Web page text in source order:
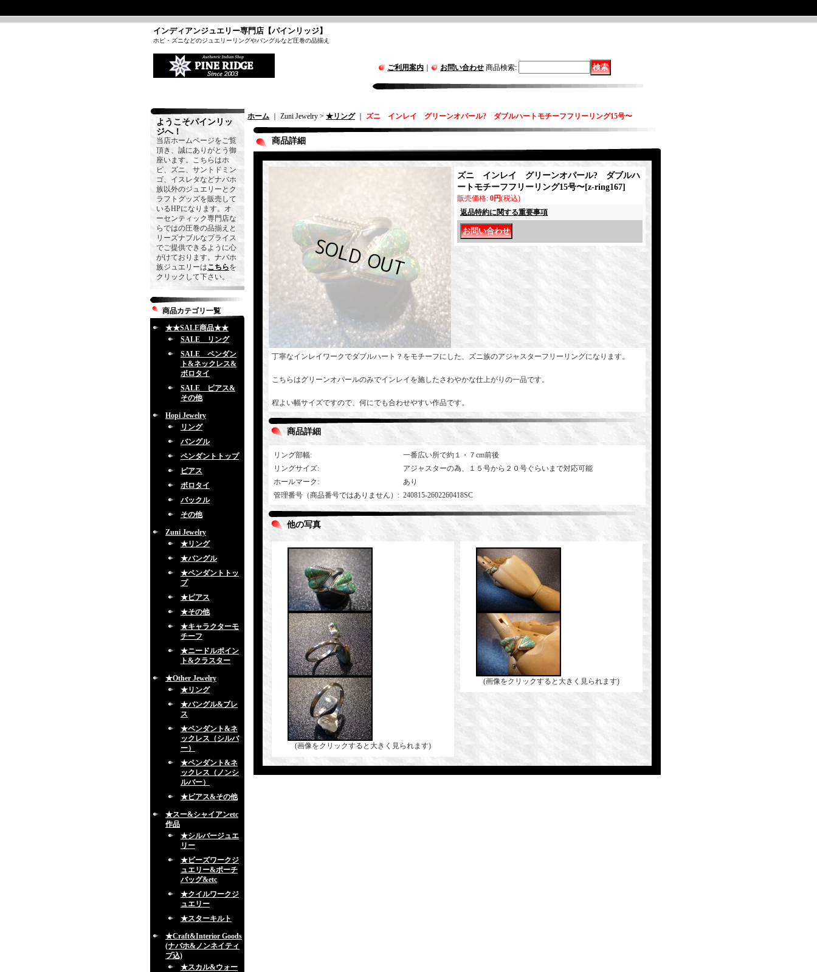
インディアンジュエリー専門店【パインリッジ】
ホピ・ズニなどのジュエリーリングやバングルなど圧巻の品揃え
ご利用案内 お問い合わせ 商品検索:
ようこそパインリッ
ジへ！
当店ホームページをご覧
頂き、誠にありがとう御
座います。こちらはホ
ピ、ズニ、サントドミン
ゴ、イスレタなどナバホ
族以外のジュエリーとク
ラフトグッズを販売して
いるHPになります。オ
ーセンティック専門店な
らではの圧巻の品揃えと
リーズナブルなプライス
でご提供できるように心
がけております。ナバホ
族ジュエリーはこちらを
クリックして下さい。
商品カテゴリ一覧
★★SALE商品★★
SALE リング
SALE ペンダン
ト&ネックレス&
ボロタイ
SALE ピアス&
その他
Hopi Jewelry
リング
バングル
ペンダントトップ
ピアス
ボロタイ
バックル
その他
Zuni Jewelry
★リング
★バングル
★ペンダントトッ
プ
★ピアス
★その他
★キャラクターモ
チーフ
★ニードルポイン
ト&クラスター
★Other Jewelry
★リング
★バングル&ブレ
ス
★ペンダント&ネ
ックレス（シルバ
ー）
★ペンダント&ネ
ックレス（ノンシ
ルバー）
★ピアス&その他
★スー&シャイアンetc
作品
★シルバージュエ
リー
★ビーズワークジ
ュエリー&ポーチ
バッグ&etc
★クイルワークジ
ュエリー
★スターキルト
★Craft&Interior Goods
(ナバホ&ノンネイティ
ブ込)
★スカル&ウォー
ホーム ｜ Zuni Jewelry > ★リング｜ ズニ インレイ グリーンオパール? ダブルハートモチーフフリーリング15号〜
商品詳細
ズニ インレイ グリーンオパール? ダブルハ
ートモチーフフリーリング15号〜[z-ring167]
販売価格: 0円(税込)
返品特約に関する重要事項
丁寧なインレイワークでダブルハート？をモチーフにした、ズニ族のアジャスターフリーリングになります。
こちらはグリーンオパールのみでインレイを施したさわやかな仕上がりの一品です。
程よい幅サイズですので、何にでも合わせやすい作品です。
商品詳細
リング部幅:
一番広い所で約１・７cm前後
リングサイズ:
アジャスターの為、１５号から２０号ぐらいまで対応可能
ホールマーク :
あり
管理番号（商品番号ではありません） : 240815-2602260418SC
他の写真
(画像をクリックすると大きく見られます)
(画像をクリックすると大きく見られます)